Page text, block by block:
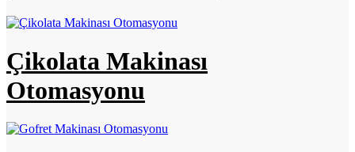
Çikolata Makinası
Otomasyonu